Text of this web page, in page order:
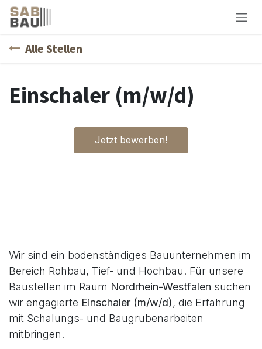
Zum Inhalt springen
Alle Stellen
Einschaler (m/w/d)
Jetzt bewerben!
Wir sind ein bodenständiges Bauunternehmen im
Bereich Rohbau, Tief- und Hochbau. Für unsere
Baustellen im Raum Nordrhein-Westfalen suchen
wir engagierte Einschaler (m/w/d), die Erfahrung
mit Schalungs- und Baugrubenarbeiten
mitbringen.